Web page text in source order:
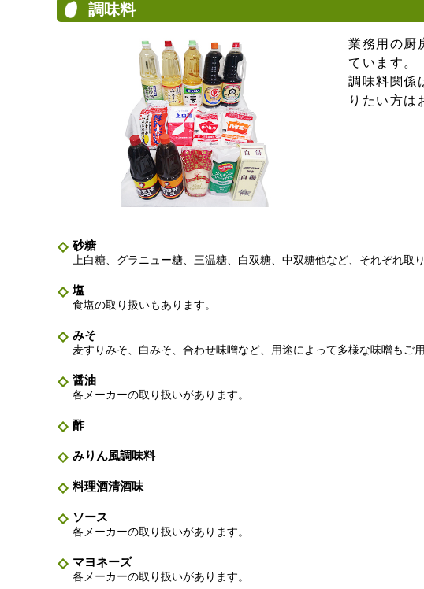
調味料
業務用の厨
ています。
調味料関係
りたい方は
砂糖
上白糖、グラニュー糖、三温糖、白双糖、中双糖他など、それぞれ取
塩
食塩の取り扱いもあります。
みそ
麦すりみそ、白みそ、合わせ味噌など、用途によって多様な味噌もご用
醤油
各メーカーの取り扱いがあります。
酢
みりん風調味料
料理酒清酒味
ソース
各メーカーの取り扱いがあります。
マヨネーズ
各メーカーの取り扱いがあります。